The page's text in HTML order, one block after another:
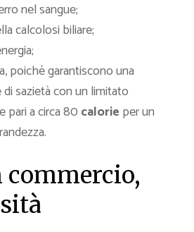
nel sangue;
calcolosi biliare;
poichè garantiscono una
sazietà con un limitato
pari a circa 80 calorie per un
commercio,